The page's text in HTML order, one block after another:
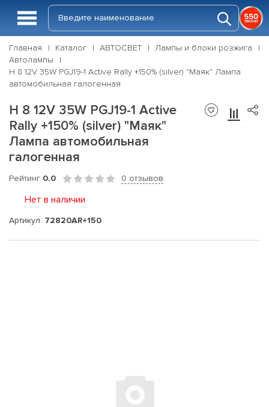
Главная Каталог АВТОСВЕТ
Лампы и блоки розжига
Автолампы
Н 8 12V 35W PGJ19-1 Active Rally +150% (silver) "Маяк" Лампа
автомобильная галогенная
Н 8 12V 35W PGJ19-1 Active
Rally +150% (silver) "Маяк"
Лампа автомобильная
галогенная
Рейтинг 0.0 0 отзывов
Нет в наличии
Артикул: 72820AR+150